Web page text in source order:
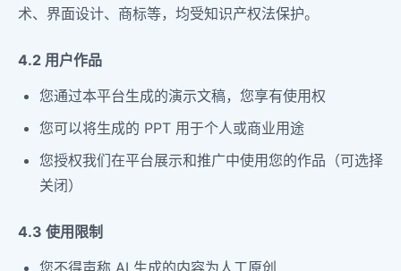
术、界面设计、商标等，均受知识产权法保护。
4.2 用户作品
您通过本平台生成的演示文稿，您享有使用权
您可以将生成的 PPT 用于个人或商业用途
您授权我们在平台展示和推广中使用您的作品（可选择
关闭）
4.3 使用限制
您不得声称 AI 生成的内容为人工原创